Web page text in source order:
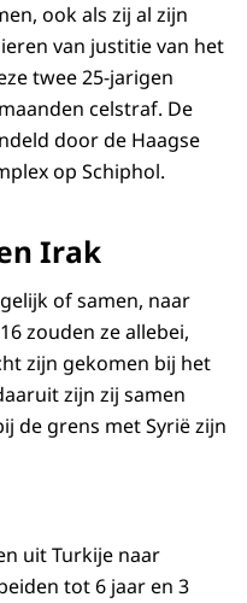
ook als zij al zijn
van justitie van het
twee 25-jarigen
celstraf. De
door de Haagse
op Schiphol.
Irak
of samen, naar
zouden ze allebei,
zijn gekomen bij het
zijn zij samen
de grens met Syrië zijn
uit Turkije naar
tot 6 jaar en 3